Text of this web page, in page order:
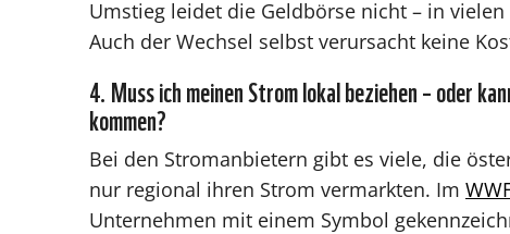
Umstieg leidet die Geldbörse nicht – in
Auch der Wechsel selbst verursacht keine
4. Muss ich meinen Strom lokal beziehen – oder
kommen?
Bei den Stromanbietern gibt es viele, die
nur regional ihren Strom vermarkten. Im
Unternehmen mit einem Symbol